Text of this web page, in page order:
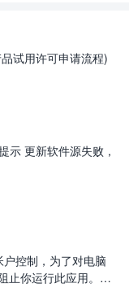
试用许可申请流程)
示 更新软件源失败，
控制，为了对电脑
止你运行此应用。有